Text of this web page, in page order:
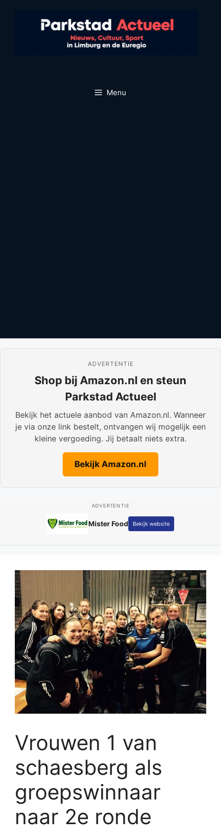
Menu
ADVERTENTIE
Shop bij Amazon.nl en steun
Parkstad Actueel
Bekijk het actuele aanbod van Amazon.nl. Wanneer
je via onze link bestelt, ontvangen wij mogelijk een
kleine vergoeding. Jij betaalt niets extra.
Bekijk Amazon.nl
ADVERTENTIE
Fotografie Kay Schepers Bekijk website
Vrouwen 1 van
schaesberg als
groepswinnaar
naar 2e ronde